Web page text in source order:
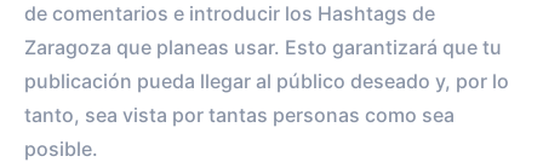
de comentarios e introducir los Hashtags de
Zaragoza que planeas usar. Esto garantizará que tu
publicación pueda llegar al público deseado y, por lo
tanto, sea vista por tantas personas como sea
posible.